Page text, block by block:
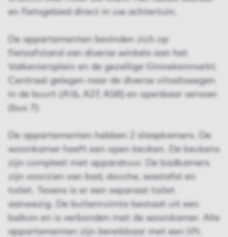
en fietsgebied direct in uw achtertuin.
De appartementen bevinden zich op
fietsafstand van diverse winkels aan het
Valkeniersplein en de gezellige Ginnekenmarkt.
Centraal gelegen naar de diverse uitvalswegen
in de buurt (A16, A27, A58) en openbaar vervoer.
(bus 7)
De appartementen hebben 2 slaapkamers. De
woonkamer heeft een open keuken. De keukens
zijn compleet met apparatuur. De badkamers
zijn voorzien van bad, douche, wastafel en
toilet. Tevens is er een separaat toilet
aanwezig. De buitenruimte bestaat uit een
balkon en is verbonden met de woonkamer. Alle
appartementen zijn bereikbaar met een lift.